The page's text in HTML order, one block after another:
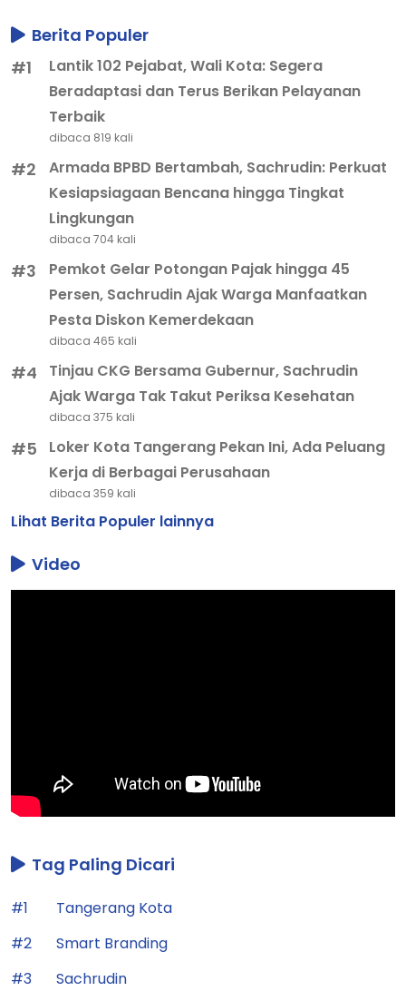
Berita Populer
#1
Lantik 102 Pejabat, Wali Kota: Segera
Beradaptasi dan Terus Berikan Pelayanan
Terbaik
dibaca 819 kali
#2
Armada BPBD Bertambah, Sachrudin: Perkuat
Kesiapsiagaan Bencana hingga Tingkat
Lingkungan
dibaca 704 kali
#3
Pemkot Gelar Potongan Pajak hingga 45
Persen, Sachrudin Ajak Warga Manfaatkan
Pesta Diskon Kemerdekaan
dibaca 465 kali
#4
Tinjau CKG Bersama Gubernur, Sachrudin
Ajak Warga Tak Takut Periksa Kesehatan
dibaca 375 kali
#5
Loker Kota Tangerang Pekan Ini, Ada Peluang
Kerja di Berbagai Perusahaan
dibaca 359 kali
Lihat Berita Populer lainnya
Video
Tag Paling Dicari
#1
Tangerang Kota
#2
Smart Branding
#3
Sachrudin